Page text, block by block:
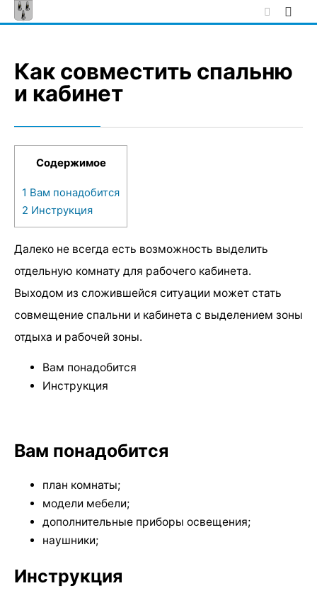
Skip
to
Как совместить спальню
и кабинет
Содержимое
1 Вам понадобится
2 Инструкция
Далеко не всегда есть возможность выделить
отдельную комнату для рабочего кабинета.
Выходом из сложившейся ситуации может стать
совмещение спальни и кабинета с выделением зоны
отдыха и рабочей зоны.
Вам понадобится
Инструкция
Вам понадобится
план комнаты;
модели мебели;
дополнительные приборы освещения;
наушники;
Инструкция